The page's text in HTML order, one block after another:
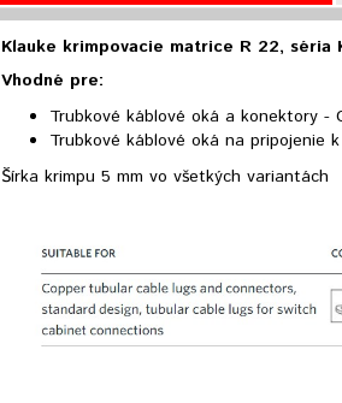
Klauke krimpovacie matrice R 22, séria
Vhodné pre:
Trubkové káblové oká a konektory -
Trubkové káblové oká na pripojenie
Šírka krimpu 5 mm vo všetkých variantách